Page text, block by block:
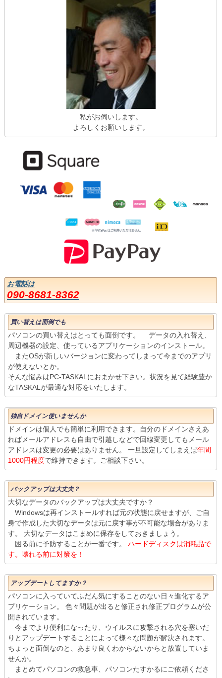
私がお伺いします。
よろしくお願いします。
お電話は
090-8681-8362
買い替えは面倒でも
パソコンの買い替えはとっても面倒です。 データの入れ替え、
周辺機器の設定、使っているアプリケーションのインストール。
またOSが新しいバージョンに変わってしまって今までのアプリ
が使えないとか。
そんな悩みはPC-TASKALにおまかせ下さい。状況を見て経験豊か
なTASKALが最適な対応をいたします。
独自ドメイン使いませんか
ドメインは個人でも簡単に利用できます。自分のドメインさえあ
ればメールアドレスも自由で引越しなどで回線変更してもメール
アドレスは変更の必要はありません。 一旦設定してしまえば年間
1000円程度で維持できます。ご相談下さい。
バックアップは大丈夫？
大切なデータのバックアップは大丈夫ですか？
Windowsは再インストールすれば元の状態に戻せますが、ご自
身で作成した大切なデータは元に戻す事が不可能な場合がありま
す。 大切なデータはこまめに保存をしておきましょう。
困る前に予防することが一番です。 ハードディスクは消耗品で
す。壊れる前に対策を！
アップデートしてますか？
パソコンに入っていてふだん気にすることのない日々進化するア
プリケーション。 色々問題が出ると修正され修正プログラムが公
開されています。
今までより便利になったり、ウイルスに攻撃される穴を塞いだ
りとアップデートすることによって様々な問題が解決されます。
ちょっと面倒なのと、あまり良くわからないからと放置していま
せんか。
まとめてパソコンの救急車、パソコンたすかるにご依頼くださ